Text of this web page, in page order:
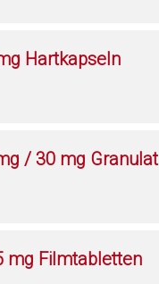
Hartkapseln
/ 30 mg Granulat
mg Filmtabletten